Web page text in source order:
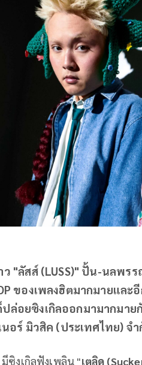
"ลัสส์ (LUSS)" ปั้น-นลพ
ของเพลงฮิตมากมายแล
อยซิงเกิลออกมามากมาย
อร์ มิวสิค (ประเทศไทย) จำ
มีซิงเกิลฟังเพลิน "เตลิด